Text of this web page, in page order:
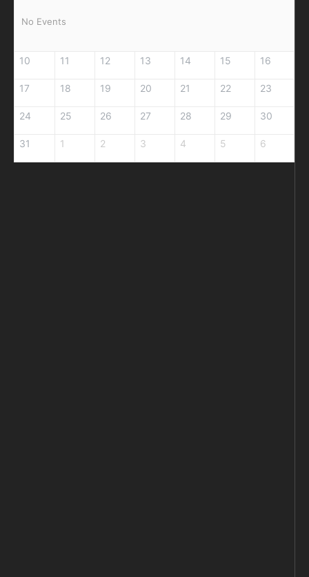
No Events
10 11 12 13 14 15 16
17 18 19 20 21 22 23
24 25 26 27 28 29 30
31 1 2 3 4 5 6